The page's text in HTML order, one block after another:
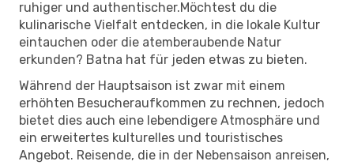
ruhiger und authentischer.Möchtest du die
kulinarische Vielfalt entdecken, in die lokale Kultur
eintauchen oder die atemberaubende Natur
erkunden? Batna hat für jeden etwas zu bieten.
Während der Hauptsaison ist zwar mit einem
erhöhten Besucheraufkommen zu rechnen, jedoch
bietet dies auch eine lebendigere Atmosphäre und
ein erweitertes kulturelles und touristisches
Angebot. Reisende, die in der Nebensaison anreisen,